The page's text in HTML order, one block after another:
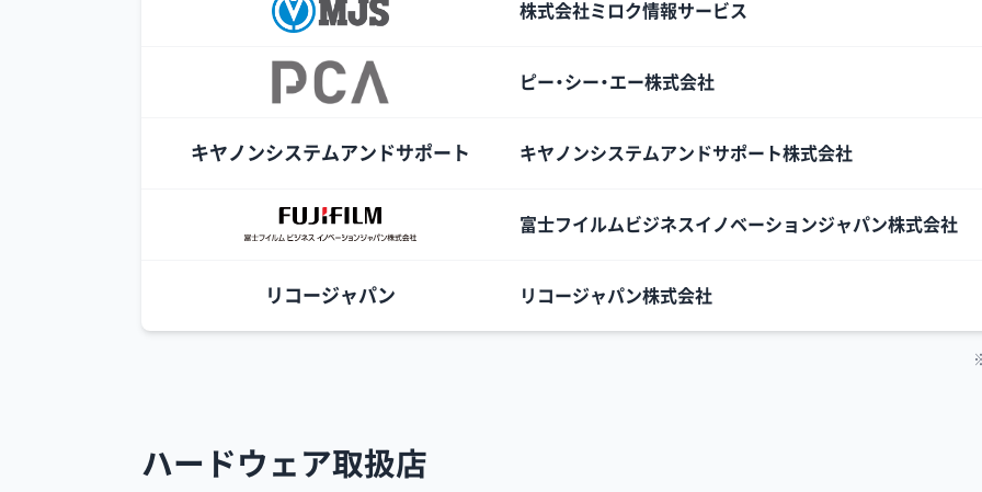
株式会社ミロク情報サービス
ピー・シー・エー株式会社
キヤノンシステムアンドサポート キヤノンシステムアンドサポート株式会社
富士フイルムビジネスイノベーションジャパン株式会社
リコージャパン リコージャパン株式会社
ハードウェア取扱店